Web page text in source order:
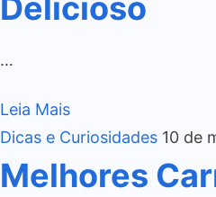
Delicioso
…
Leia Mais
Dicas e Curiosidades 10 de
Melhores